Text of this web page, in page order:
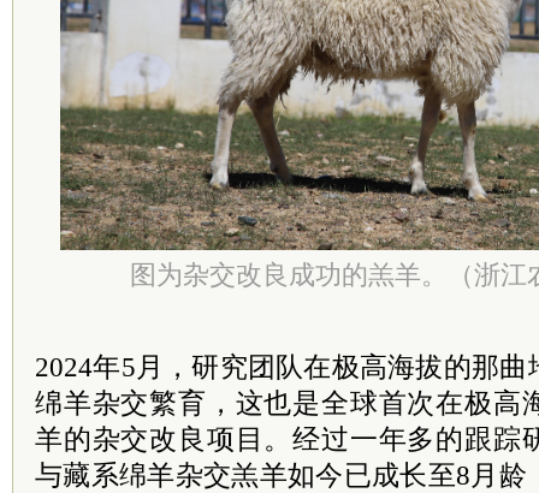
图为杂交改良成功的羔羊。（浙江
2024年5月，研究团队在极高海拔的那
绵羊杂交繁育，这也是全球首次在极高
羊的杂交改良项目。经过一年多的跟踪
与藏系绵羊杂交羔羊如今已成长至8月